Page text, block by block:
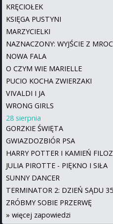
KRĘCIOŁEK
KSIĘGA PUSTYNI
MARZYCIELKI
NAZNACZONY: WYJŚCIE Z
NOWA FALA
O CZYM WIE MARIELLE
PUCIO KOCHA ZWIERZAKI
VIVALDI I JA
WRONG GIRLS
28 sierpnia
GORZKIE ŚWIĘTA
GWIAZDOZBIÓR PSA
HARRY POTTER I KAMIEŃ
JULIA PIROTTE - PIĘKNO I SIŁA
SUNNY DANCER
TERMINATOR 2: DZIEŃ SĄDU
ZRÓBMY SOBIE PRZERWĘ
» więcej zapowiedzi